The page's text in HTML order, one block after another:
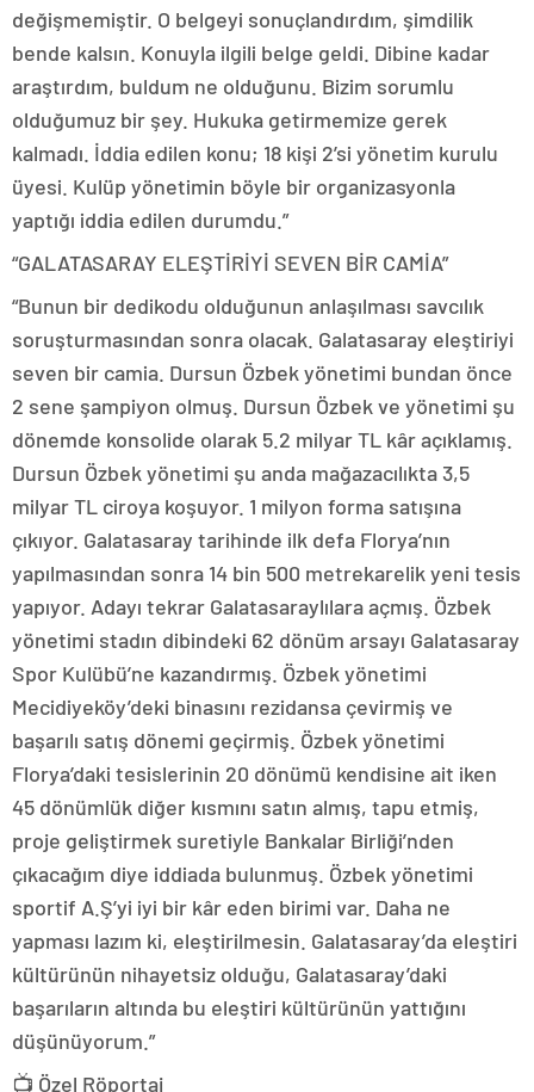
değişmemiştir. O belgeyi sonuçlandırdım, şimdilik
bende kalsın. Konuyla ilgili belge geldi. Dibine kadar
araştırdım, buldum ne olduğunu. Bizim sorumlu
olduğumuz bir şey. Hukuka getirmemize gerek
kalmadı. İddia edilen konu; 18 kişi 2’si yönetim kurulu
üyesi. Kulüp yönetimin böyle bir organizasyonla
yaptığı iddia edilen durumdu.”
“GALATASARAY ELEŞTİRİYİ SEVEN BİR CAMİA”
“Bunun bir dedikodu olduğunun anlaşılması savcılık
soruşturmasından sonra olacak. Galatasaray eleştiriyi
seven bir camia. Dursun Özbek yönetimi bundan önce
2 sene şampiyon olmuş. Dursun Özbek ve yönetimi şu
dönemde konsolide olarak 5.2 milyar TL kâr açıklamış.
Dursun Özbek yönetimi şu anda mağazacılıkta 3,5
milyar TL ciroya koşuyor. 1 milyon forma satışına
çıkıyor. Galatasaray tarihinde ilk defa Florya’nın
yapılmasından sonra 14 bin 500 metrekarelik yeni tesis
yapıyor. Adayı tekrar Galatasaraylılara açmış. Özbek
yönetimi stadın dibindeki 62 dönüm arsayı Galatasaray
Spor Kulübü’ne kazandırmış. Özbek yönetimi
Mecidiyeköy’deki binasını rezidansa çevirmiş ve
başarılı satış dönemi geçirmiş. Özbek yönetimi
Florya’daki tesislerinin 20 dönümü kendisine ait iken
45 dönümlük diğer kısmını satın almış, tapu etmiş,
proje geliştirmek suretiyle Bankalar Birliği’nden
çıkacağım diye iddiada bulunmuş. Özbek yönetimi
sportif A.Ş’yi iyi bir kâr eden birimi var. Daha ne
yapması lazım ki, eleştirilmesin. Galatasaray’da eleştiri
kültürünün nihayetsiz olduğu, Galatasaray’daki
başarıların altında bu eleştiri kültürünün yattığını
düşünüyorum.”
📺 Özel Röportaj